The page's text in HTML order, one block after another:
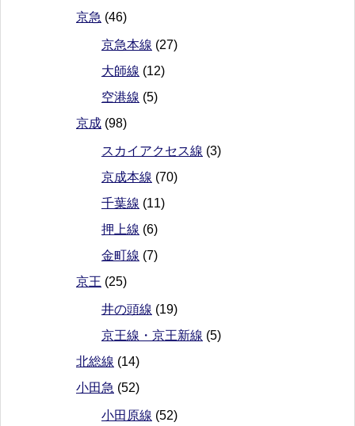
京急 (46)
京急本線 (27)
大師線 (12)
空港線 (5)
京成 (98)
スカイアクセス線 (3)
京成本線 (70)
千葉線 (11)
押上線 (6)
金町線 (7)
京王 (25)
井の頭線 (19)
京王線・京王新線 (5)
北総線 (14)
小田急 (52)
小田原線 (52)